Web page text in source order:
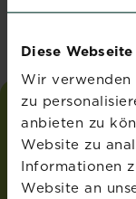
Diese
Wir verwenden
zu
anbieten zu
Website zu
Informationen
Website an
liebe
von Substral®
ADRESSE